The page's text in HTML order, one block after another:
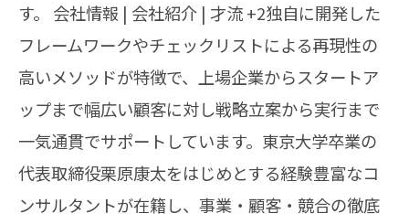
す。 会社情報 | 会社紹介 | 才流 +2独自に開発した
フレームワークやチェックリストによる再現性の
高いメソッドが特徴で、上場企業からスタートア
ップまで幅広い顧客に対し戦略立案から実行まで
一気通貫でサポートしています。東京大学卒業の
代表取締役栗原康太をはじめとする経験豊富なコ
ンサルタントが在籍し、事業・顧客・競合の徹底